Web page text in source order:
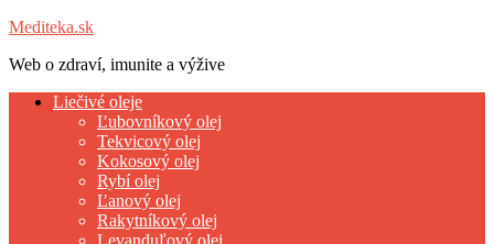
Mediteka.sk
Web o zdraví, imunite a výžive
Liečivé oleje
Ľubovníkový olej
Tekvicový olej
Kokosový olej
Rybí olej
Ľanový olej
Rakytníkový olej
Levanduľový olej